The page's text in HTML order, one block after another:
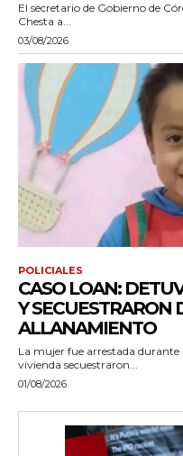
El secretario de Gobierno de
Chesta a...
03/08/2026
POLICIALES
CASO LOAN:
Y SECUESTRARON
ALLANAMIENTO
La mujer fue arrestada
vivienda secuestraron...
01/08/2026